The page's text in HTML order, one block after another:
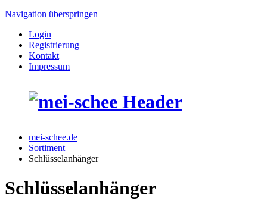
Navigation überspringen
Login
Registrierung
Kontakt
Impressum
mei-schee.de
Sortiment
Schlüsselanhänger
Schlüsselanhänger